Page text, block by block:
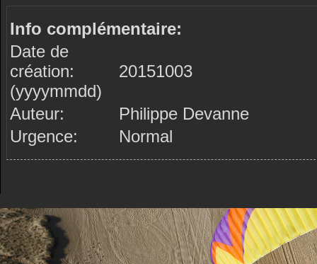
Info complémentaire:
Date de
création:
(yyyymmdd)
20151003
Auteur:
Philippe Devanne
Urgence:
Normal